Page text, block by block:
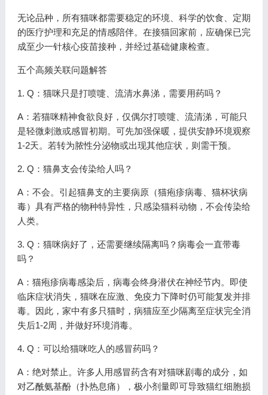
无论品种，所有猫咪都需要稳定的环境、科学的饮食、定期
的医疗护理和充足的情感陪伴。在接猫回家前，应确保已完
成至少一针核心疫苗接种，并经过基础健康检查。
五个高频关联问题解答
1. Q：猫咪只是打喷嚏、流清水鼻涕，需要用药吗？
A：若猫咪精神食欲良好，仅偶尔打喷嚏、流清涕，可能只
是轻微刺激或感冒初期。可先加强保暖，提供安静环境观察
1-2天。若转为脓性分泌物或出现其他症状，则需干预。
2. Q：猫鼻支会传染给人吗？
A：不会。引起猫鼻支的主要病原（猫疱疹病毒、猫杯状病
毒）具有严格的物种特异性，只感染猫科动物，不会传染给
人类。
3. Q：猫咪病好了，还需要继续隔离吗？病毒会一直带毒
吗？
A：猫疱疹病毒感染后，病毒会终身潜伏在神经节内。即使
临床症状消失，猫咪在应激、免疫力下降时仍可能复发并排
毒。因此，家中有多只猫时，病猫应至少隔离至症状完全消
失后1-2周，并做好环境消毒。
4. Q：可以给猫咪吃人的感冒药吗？
A：绝对禁止。许多人用感冒药含有对猫咪剧毒的成分，如
对乙酰氨基酚（扑热息痛），极小剂量即可导致猫红细胞损